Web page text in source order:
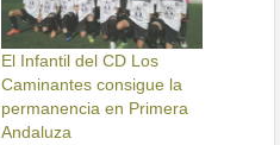
El Infantil del CD Los
Caminantes consigue la
permanencia en Primera
Andaluza